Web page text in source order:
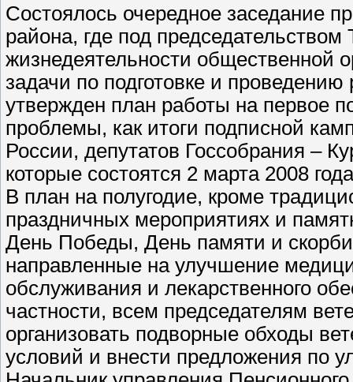
Состоялось очередное заседание
района, где под
жизнедеятельности общественной
задачи по подготовке и
утвержден план работы на первое
проблемы, как итоги подписной
России, депутатов Госсобрания –
которые состоятся 2 марта 2008
В план на полугодие, кроме
праздничных мероприятиях и
День Победы, День памяти и
направленные на улучшение
обслуживания и лекарственного
частности, всем председателям
организовать подворные обходы
условий и внести предложения по